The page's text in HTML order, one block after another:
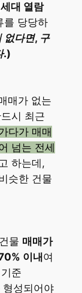
세대 열람
당당하
없다면, 구
.)
매가 없는
시 최근
다가 매매
넘는 전세
하는데,
슷한 건물
건물 매매가
이내 여
준
성되어야